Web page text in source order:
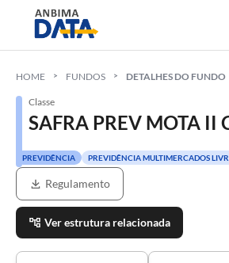
HOME FUNDOS DETALHES DO FUNDO
Classe
SAFRA PREV MOTA II
PREVIDÊNCIA PREVIDÊNCIA MULTIMERCADOS
Regulamento
Ver estrutura relacionada